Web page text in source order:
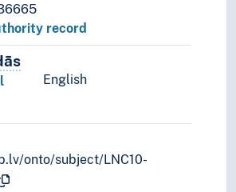
record
Termini šim konceptam citās
English
onto/subject/LNC10-